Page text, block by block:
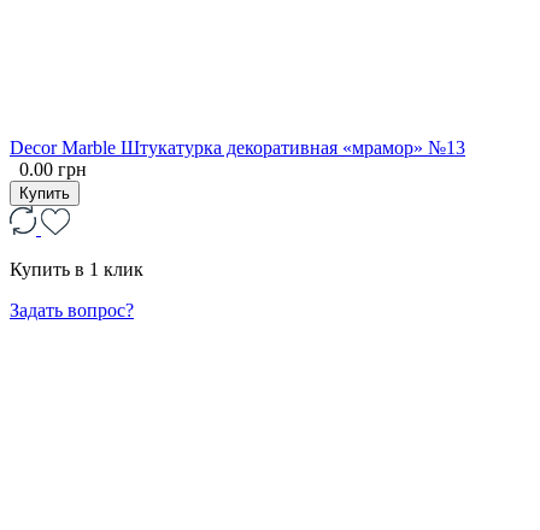
Decor Marble Штукатурка декоративная «мрамор» №13
0.00 грн
Купить
Купить в 1 клик
Задать вопрос?